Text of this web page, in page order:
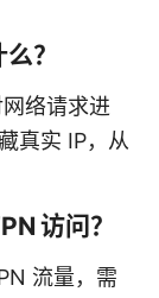
？
络请求进
真实 IP，从
访问？
流量，需